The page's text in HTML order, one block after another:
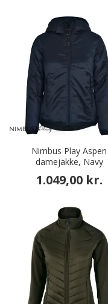
Nimbus Play Aspen
damejakke, Navy
1.049,00 kr.